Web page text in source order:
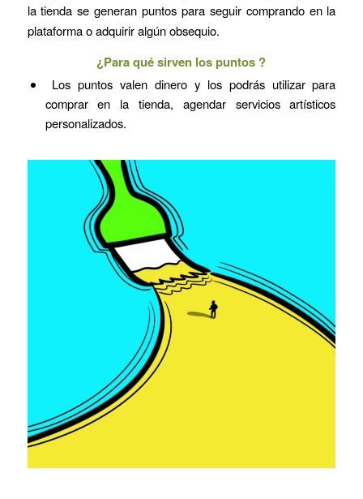
la tienda se generan puntos para seguir comprando en la
plataforma o adquirir algún obsequio.
¿Para qué sirven los puntos ?
Los puntos valen dinero y los podrás utilizar para
comprar en la tienda, agendar servicios artísticos
personalizados.